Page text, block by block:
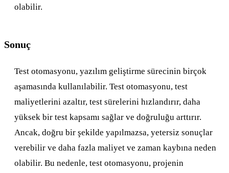
olabilir.
Sonuç
Test otomasyonu, yazılım geliştirme sürecinin birçok
aşamasında kullanılabilir. Test otomasyonu, test
maliyetlerini azaltır, test sürelerini hızlandırır, daha
yüksek bir test kapsamı sağlar ve doğruluğu arttırır.
Ancak, doğru bir şekilde yapılmazsa, yetersiz sonuçlar
verebilir ve daha fazla maliyet ve zaman kaybına neden
olabilir. Bu nedenle, test otomasyonu, projenin